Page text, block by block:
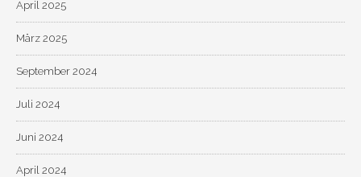
April 2025
März 2025
September 2024
Juli 2024
Juni 2024
April 2024